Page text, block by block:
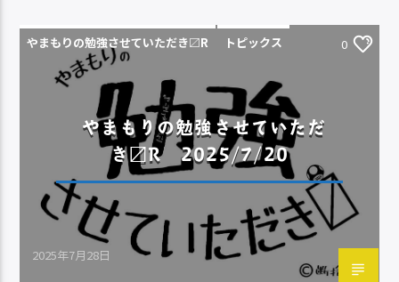
やまもりの勉強させていただき〼R トピックス 0
やまもりの勉強させていただ
き〼R 2025/7/20
2025年7月28日